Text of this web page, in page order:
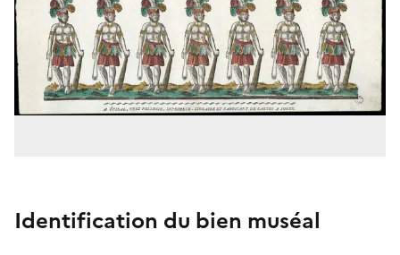
Identification du bien muséal